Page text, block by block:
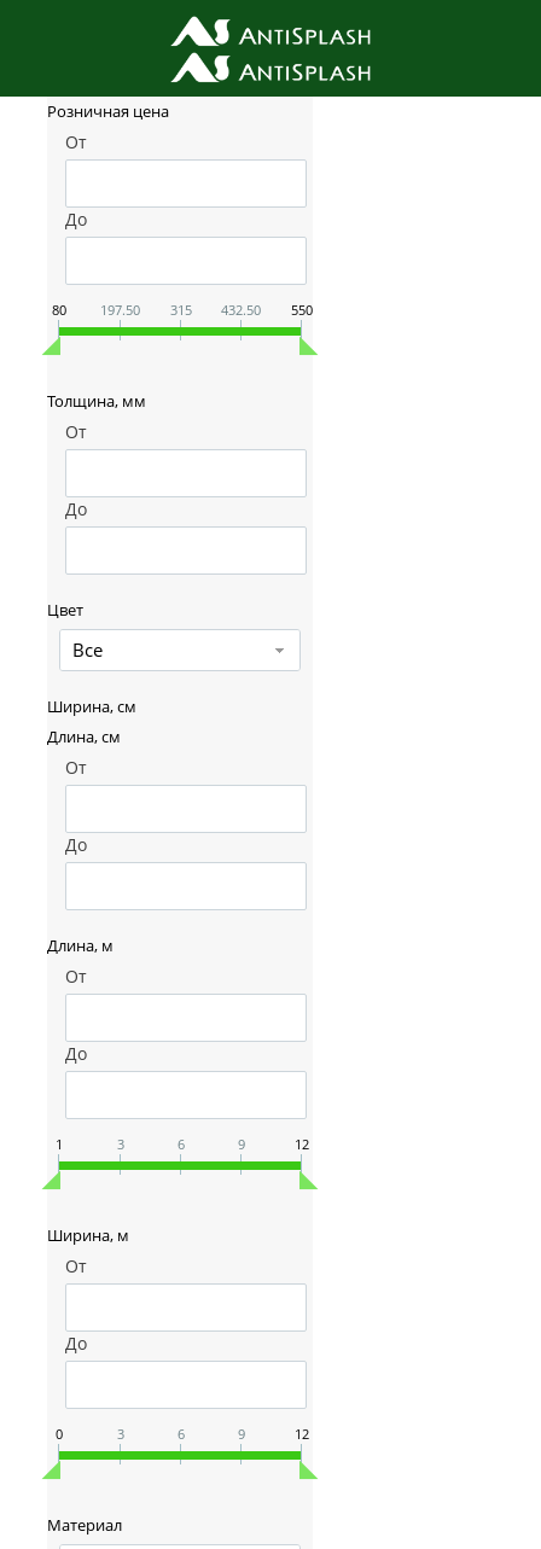
Фильтр товаров
Розничная цена
От
До
80 197.50 315 432.50 550
Толщина, мм
От
До
Цвет
Все
Ширина, см
Длина, см
От
До
Длина, м
От
До
1 3 6 9 12
Ширина, м
От
До
0 3 6 9 12
Материал